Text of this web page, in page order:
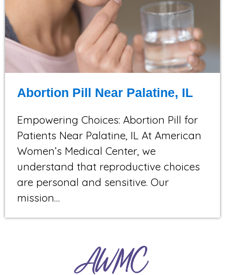
Abortion Pill Near Palatine, IL
Empowering Choices: Abortion Pill for
Patients Near Palatine, IL At American
Women’s Medical Center, we
understand that reproductive choices
are personal and sensitive. Our
mission…